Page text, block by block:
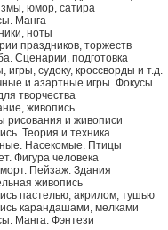
юмор, сатира
Манга
ноты
праздников, торжеств
Сценарии, подготовка
игры, судоку, кроссворды и т.д.
и азартные игры. Фокусы
творчества
живопись
рисования и живописи
Теория и техника
Насекомые. Птицы
Фигура человека
Пейзаж. Здания
живопись
пастелью, акрилом, тушью
карандашами, мелками
Манга. Фэнтези